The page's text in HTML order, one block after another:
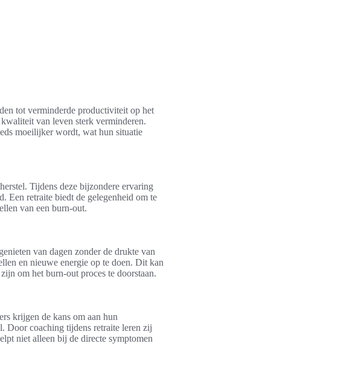
tot verminderde productiviteit op het
van leven sterk verminderen.
moeilijker wordt, wat hun situatie
Tijdens deze bijzondere ervaring
Een retraite biedt de gelegenheid om te
van een burn-out.
van dagen zonder de drukte van
en nieuwe energie op te doen. Dit kan
om het burn-out proces te doorstaan.
krijgen de kans om aan hun
Door coaching tijdens retraite leren zij
niet alleen bij de directe symptomen